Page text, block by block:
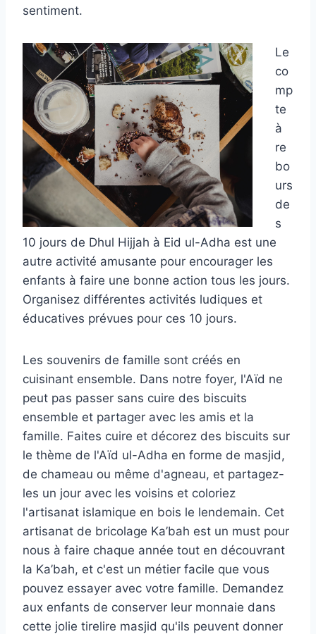
sentiment.
Le
co
mp
te
à
re
bo
urs
de
s
10 jours de Dhul Hijjah à Eid ul-Adha est une
autre activité amusante pour encourager les
enfants à faire une bonne action tous les jours.
Organisez différentes activités ludiques et
éducatives prévues pour ces 10 jours.
Les souvenirs de famille sont créés en
cuisinant ensemble. Dans notre foyer, l'Aïd ne
peut pas passer sans cuire des biscuits
ensemble et partager avec les amis et la
famille. Faites cuire et décorez des biscuits sur
le thème de l'Aïd ul-Adha en forme de masjid,
de chameau ou même d'agneau, et partagez-
les un jour avec les voisins et coloriez
l'artisanat islamique en bois le lendemain. Cet
artisanat de bricolage Ka’bah est un must pour
nous à faire chaque année tout en découvrant
la Ka’bah, et c'est un métier facile que vous
pouvez essayer avec votre famille. Demandez
aux enfants de conserver leur monnaie dans
cette jolie tirelire masjid qu'ils peuvent donner